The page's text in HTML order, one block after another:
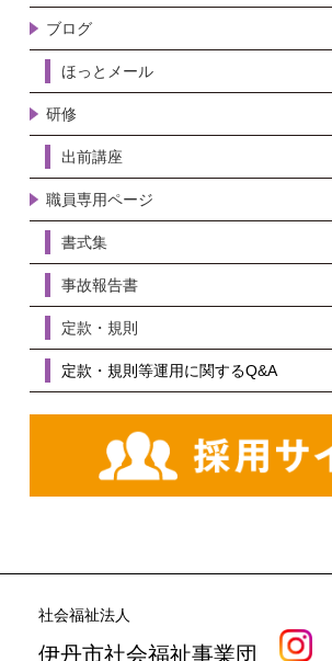
ブログ
ほっとメール
研修
出前講座
職員専用ページ
書式集
事故報告書
定款・規則
定款・規則等運用に関するQ&A
社会福祉法人
伊丹市社会福祉事業団